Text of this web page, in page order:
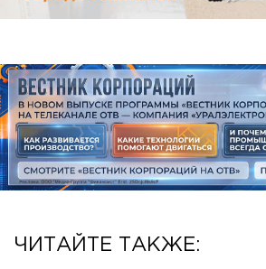
ЧИТАЙТЕ ТАКЖЕ: